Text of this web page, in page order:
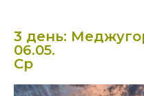
3 день:
06.05.
Ср